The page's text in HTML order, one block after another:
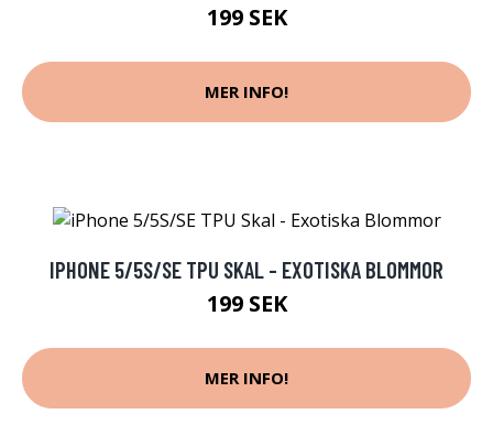
199 SEK
MER INFO!
IPHONE 5/5S/SE TPU SKAL - EXOTISKA BLOMMOR
199 SEK
MER INFO!